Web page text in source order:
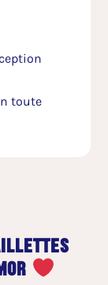
toute